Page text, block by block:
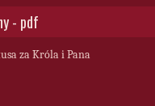
- pdf
za Króla i Pana